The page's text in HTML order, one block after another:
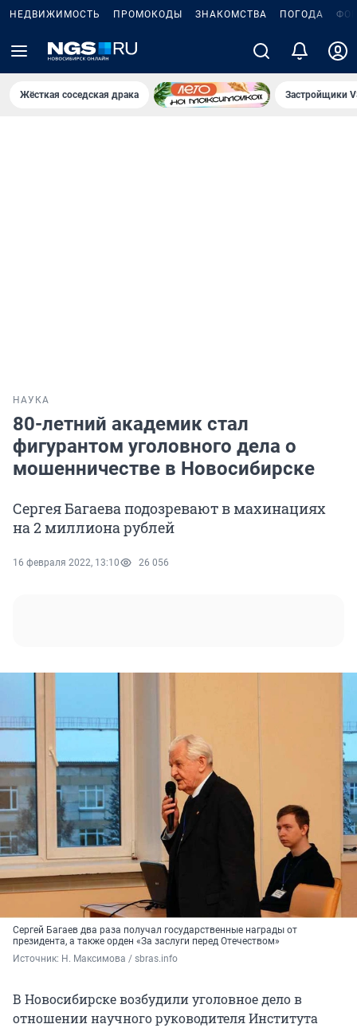
НЕДВИЖИМОСТЬ ПРОМОКОДЫ ЗНАКОМСТВА ПОГОДА
Жёсткая соседская драка Застройщики
НАУКА
80-летний академик стал
фигурантом уголовного дела о
мошенничестве в Новосибирске
Сергея Багаева подозревают в махинациях
на 2 миллиона рублей
16 февраля 2022, 13:10 26 056
Сергей Багаев два раза получал государственные награды от
президента, а также орден «За заслуги перед Отечеством»
Источник: Н. Максимова / sbras.info
В Новосибирске возбудили уголовное дело в
отношении научного руководителя Института